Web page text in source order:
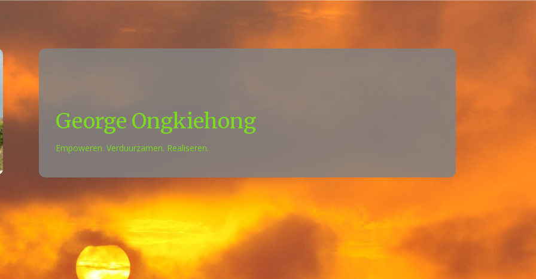
George Ongkiehong
Empoweren. Verduurzamen. Realiseren.